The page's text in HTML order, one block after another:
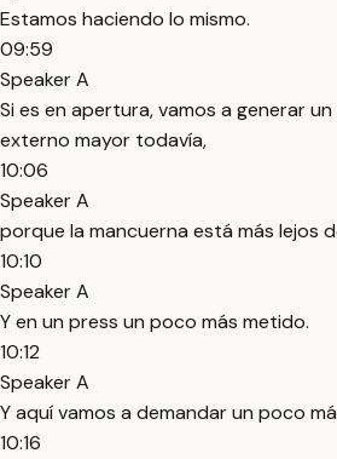
Estamos haciendo lo mismo.
09:59
Speaker A
Si es en apertura, vamos a generar
externo mayor todavía,
10:06
Speaker A
porque la mancuerna está más lejos
10:10
Speaker A
Y en un press un poco más metido.
10:12
Speaker A
Y aquí vamos a demandar un poco
10:16